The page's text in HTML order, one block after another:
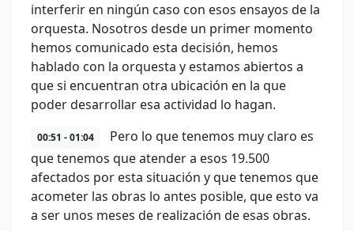
interferir en ningún caso con esos ensayos de la
orquesta. Nosotros desde un primer momento
hemos comunicado esta decisión, hemos
hablado con la orquesta y estamos abiertos a
que si encuentran otra ubicación en la que
poder desarrollar esa actividad lo hagan.
00:51 - 01:04
Pero lo que tenemos muy claro es
que tenemos que atender a esos 19.500
afectados por esta situación y que tenemos que
acometer las obras lo antes posible, que esto va
a ser unos meses de realización de esas obras.